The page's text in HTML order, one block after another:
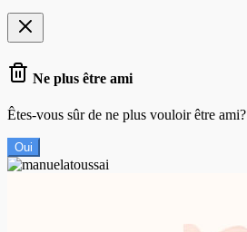
Ne plus être ami
Êtes-vous sûr de ne plus vouloir être ami?
Oui